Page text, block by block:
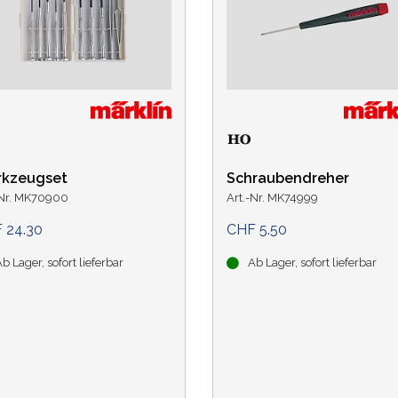
Weichen und Kreuzungen
Gleissets
Weichen und Kreuzungen
Drehscheiben
Gleiszubehör
Weichen und Kreuzungen
Drehscheiben
Gleiszubehör
Weichen und Kreuzungen
Drehscheiben
Gleiszubehör
Gleiszubehör
MK70900
24.30
Lager, sofort lieferbar
Schraubendreher
Art.-Nr. MK74999
CHF 5.50
Ab Lager, sofort lieferbar